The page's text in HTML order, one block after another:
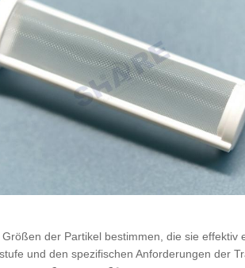
der Partikel bestimmen, die sie effektiv
und den spezifischen Anforderungen der